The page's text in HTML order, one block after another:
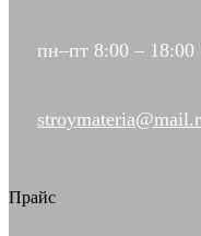
пн–пт 8:00 – 18:00
Прайс